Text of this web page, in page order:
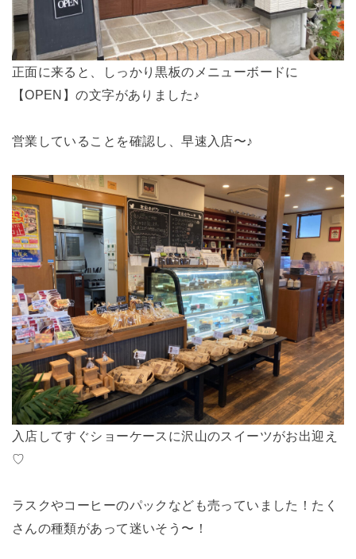
正面に来ると、しっかり黒板のメニューボードに
【OPEN】の文字がありました♪
営業していることを確認し、早速入店〜♪
入店してすぐショーケースに沢山のスイーツがお出迎え
♡
ラスクやコーヒーのパックなども売っていました！たく
さんの種類があって迷いそう〜！